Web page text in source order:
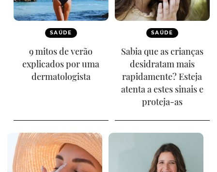
SAÚDE
9 mitos de verão
explicados por uma
dermatologista
SAÚDE
Sabia que as crianças
desidratam mais
rapidamente? Esteja
atenta a estes sinais e
proteja-as